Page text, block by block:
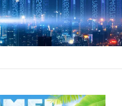
Portafusibles
Accesorios para fusibles
Fusible de alto voltaje
Fusible de perno